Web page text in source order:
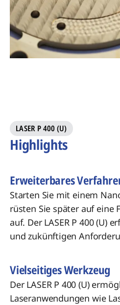
LASER P 400 (U)
Highlights
Erweiterbares
Starten Sie mit einem
rüsten Sie später auf eine
auf. Der LASER P 400 (U)
und zukünftigen
Vielseitiges Werkzeug
Der LASER P 400 (U)
Laseranwendungen wie